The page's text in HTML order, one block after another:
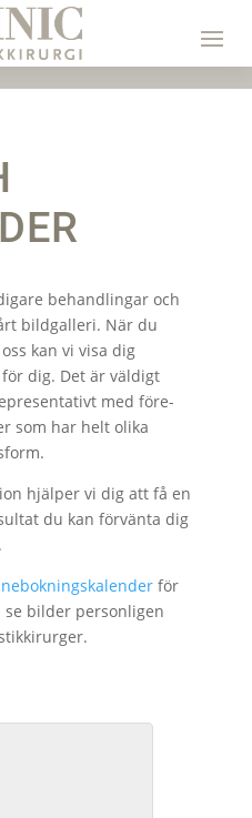
behandlingar och
bildgalleri. När du
kan vi visa dig
dig. Det är väldigt
med före-
som har helt olika
hjälper vi dig att få en
du kan förvänta dig
för
bilder personligen